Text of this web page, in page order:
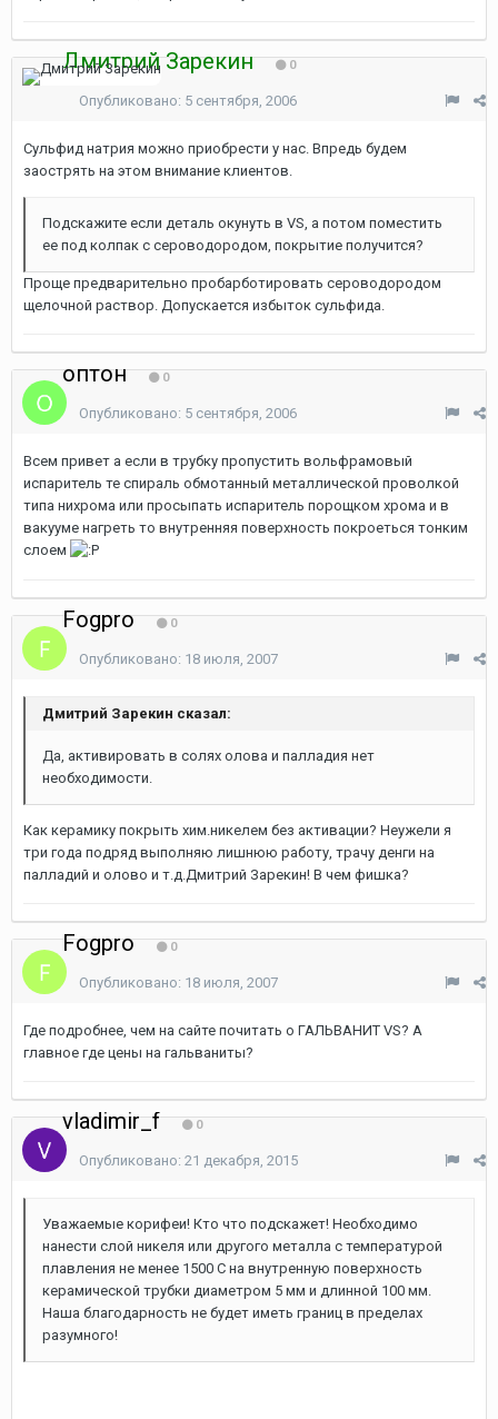
Дмитрий Зарекин 0
Опубликовано: 5 сентября, 2006
Сульфид натрия можно приобрести у нас. Впредь будем
заострять на этом внимание клиентов.
Подскажите если деталь окунуть в VS, а потом поместить
ее под колпак с сероводородом, покрытие получится?
Проще предварительно пробарботировать сероводородом
щелочной раствор. Допускается избыток сульфида.
оптон 0
Опубликовано: 5 сентября, 2006
Всем привет а если в трубку пропустить вольфрамовый
испаритель те спираль обмотанный металлической проволкой
типа нихрома или просыпать испаритель порощком хрома и в
вакууме нагреть то внутренняя поверхность покроеться тонким
слоем
Fogpro 0
Опубликовано: 18 июля, 2007
Дмитрий Зарекин сказал:
Да, активировать в солях олова и палладия нет
необходимости.
Как керамику покрыть хим.никелем без активации? Неужели я
три года подряд выполняю лишнюю работу, трачу денги на
палладий и олово и т.д.Дмитрий Зарекин! В чем фишка?
Fogpro 0
Опубликовано: 18 июля, 2007
Где подробнее, чем на сайте почитать о ГАЛЬВАНИТ VS? А
главное где цены на гальваниты?
vladimir_f 0
Опубликовано: 21 декабря, 2015
Уважаемые корифеи! Кто что подскажет! Необходимо
нанести слой никеля или другого металла с температурой
плавления не менее 1500 С на внутренную поверхность
керамической трубки диаметром 5 мм и длинной 100 мм.
Наша благодарность не будет иметь границ в пределах
разумного!